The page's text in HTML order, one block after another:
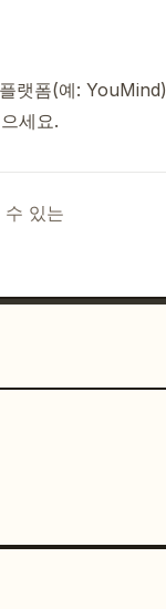
랫폼(예: YouMind)
세요.
있는